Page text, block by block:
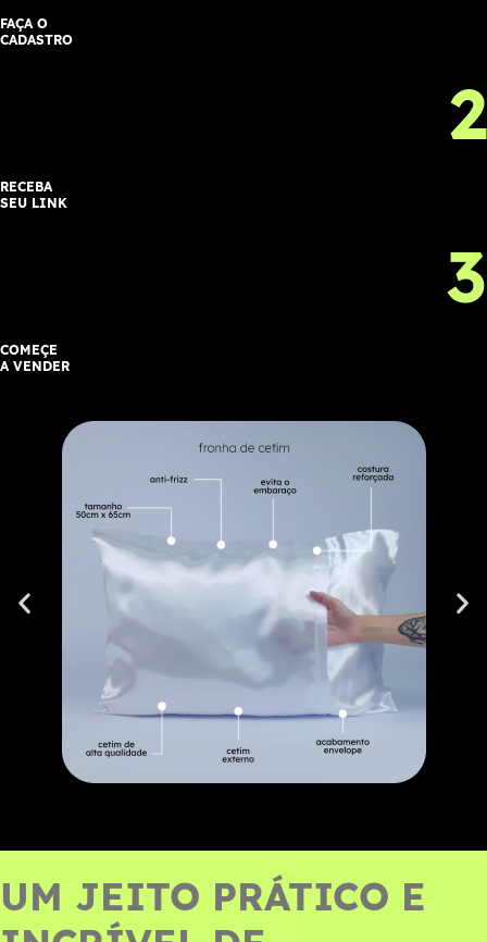
FAÇA O
CADASTRO
2
RECEBA
SEU LINK
3
COMEÇE
A VENDER
UM JEITO PRÁTICO E